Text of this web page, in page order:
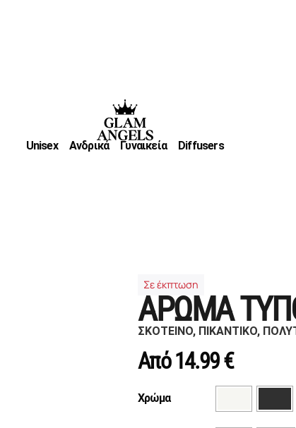
Unisex Ανδρικά Γυναικεία Diffusers
Σε έκπτωση
ΑΡΩΜΑ
ΣΚΟΤΕΙΝΟ, ΠΙΚΑΝΤΙΚΟ,
Από14.99€
Χρώμα